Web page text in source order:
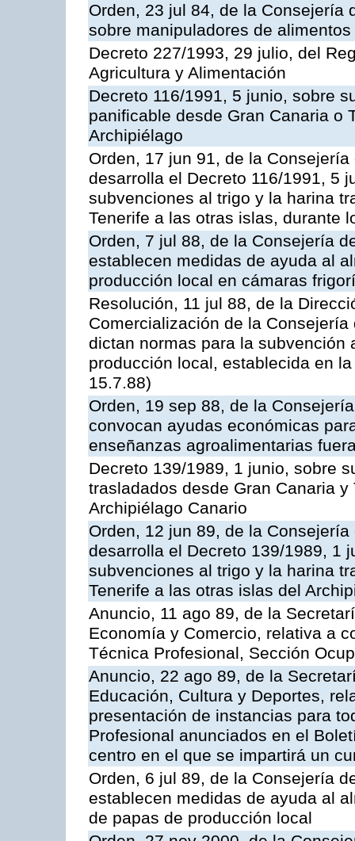
Orden, 23 jul 84, de la Consejería
sobre manipuladores de alimentos
Decreto 227/1993, 29 julio, del
Agricultura y Alimentación
Decreto 116/1991, 5 junio, sobre
panificable desde Gran Canaria o
Archipiélago
Orden, 17 jun 91, de la
desarrolla el Decreto 116/1991, 5
subvenciones al trigo y la harina
Tenerife a las otras islas, durante
Orden, 7 jul 88, de la Consejería
establecen medidas de ayuda al
producción local en cámaras
Resolución, 11 jul 88, de la
Comercialización de la
dictan normas para la subvención
producción local, establecida en
15.7.88)
Orden, 19 sep 88, de la
convocan ayudas económicas
enseñanzas agroalimentarias
Decreto 139/1989, 1 junio, sobre
trasladados desde Gran Canaria
Archipiélago Canario
Orden, 12 jun 89, de la
desarrolla el Decreto 139/1989, 1
subvenciones al trigo y la harina
Tenerife a las otras islas del
Anuncio, 11 ago 89, de la
Economía y Comercio, relativa a
Técnica Profesional, Sección
Anuncio, 22 ago 89, de la
Educación, Cultura y Deportes,
presentación de instancias para
Profesional anunciados en el
centro en el que se impartirá un
Orden, 6 jul 89, de la Consejería
establecen medidas de ayuda al
de papas de producción local